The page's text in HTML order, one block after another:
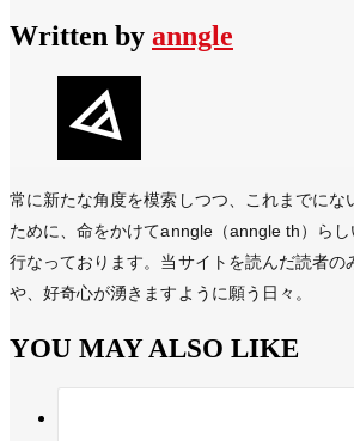
Written by anngle
常に新たな角度を模索しつつ、これまでにな
ために、命をかけてanngle（anngle th）ら
行なっております。当サイトを読んだ読者の
や、好奇心が湧きますように願う日々。
YOU MAY ALSO LIKE